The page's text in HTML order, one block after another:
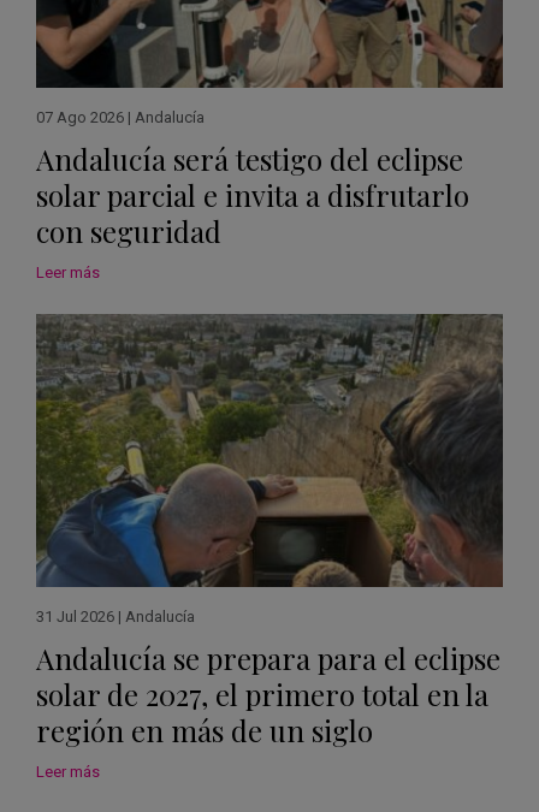
07 Ago 2026 | Andalucía
Andalucía será testigo del eclipse
solar parcial e invita a disfrutarlo
con seguridad
Leer más
31 Jul 2026 | Andalucía
Andalucía se prepara para el eclipse
solar de 2027, el primero total en la
región en más de un siglo
Leer más